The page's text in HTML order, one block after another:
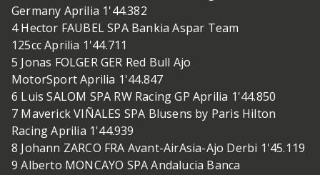
Germany Aprilia 1'44.382
4 Hector FAUBEL SPA Bankia Aspar Team
125cc Aprilia 1'44.711
5 Jonas FOLGER GER Red Bull Ajo
MotorSport Aprilia 1'44.847
6 Luis SALOM SPA RW Racing GP Aprilia 1'44.850
7 Maverick VIÑALES SPA Blusens by Paris Hilton
Racing Aprilia 1'44.939
8 Johann ZARCO FRA Avant-AirAsia-Ajo Derbi 1'45.119
9 Alberto MONCAYO SPA Andalucia Banca